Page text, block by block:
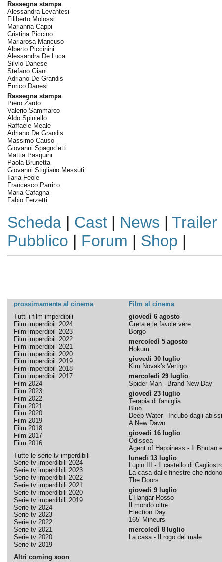
Rassegna stampa
Alessandra Levantesi
Filiberto Molossi
Marianna Cappi
Cristina Piccino
Mariarosa Mancuso
Alberto Piccinini
Alessandra De Luca
Silvio Danese
Stefano Giani
Adriano De Grandis
Enrico Danesi
Rassegna stampa
Piero Zardo
Valerio Sammarco
Aldo Spiniello
Raffaele Meale
Adriano De Grandis
Massimo Causo
Giovanni Spagnoletti
Mattia Pasquini
Paola Brunetta
Giovanni Stigliano Messuti
Ilaria Feole
Francesco Parrino
Maria Cafagna
Fabio Ferzetti
Scheda| Cast| News | Trailer
Pubblico | Forum | Shop |
prossimamente al cinema
Film al cinema
Tutti i film imperdibili
Film imperdibili 2024
Film imperdibili 2023
Film imperdibili 2022
Film imperdibili 2021
Film imperdibili 2020
Film imperdibili 2019
Film imperdibili 2018
Film imperdibili 2017
Film 2024
Film 2023
Film 2022
Film 2021
Film 2020
Film 2019
Film 2018
Film 2017
Film 2016
Tutte le serie tv imperdibili
Serie tv imperdibili 2024
Serie tv imperdibili 2023
Serie tv imperdibili 2022
Serie tv imperdibili 2021
Serie tv imperdibili 2020
Serie tv imperdibili 2019
Serie tv 2024
Serie tv 2023
Serie tv 2022
Serie tv 2021
Serie tv 2020
Serie tv 2019
Altri coming soon
giovedì 6 agosto
Greta e le favole vere
Borgo
mercoledì 5 agosto
Hokum
giovedì 30 luglio
Kim Novak's Vertigo
mercoledì 29 luglio
Spider-Man - Brand New Day
giovedì 23 luglio
Terapia di famiglia
Blue
Deep Water - Incubo dagli abissi
A New Dawn
giovedì 16 luglio
Odissea
Agent of Happiness - Il Bhutan
lunedì 13 luglio
Lupin III - Il castello di
La casa dalle finestre che ridono
The Doors
giovedì 9 luglio
L'Hangar Rosso
Il mondo oltre
Election Day
165' Mineurs
mercoledì 8 luglio
La casa - Il rogo del male